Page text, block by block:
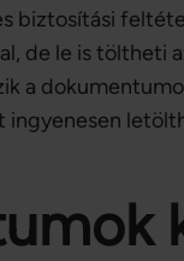
biztosítási
de le is töltheti
a
ingyenesen